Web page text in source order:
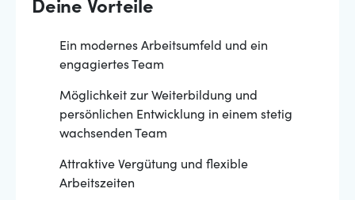
Deine Vorteile
Ein modernes Arbeitsumfeld und ein
engagiertes Team
Möglichkeit zur Weiterbildung und
persönlichen Entwicklung in einem stetig
wachsenden Team
Attraktive Vergütung und flexible
Arbeitszeiten